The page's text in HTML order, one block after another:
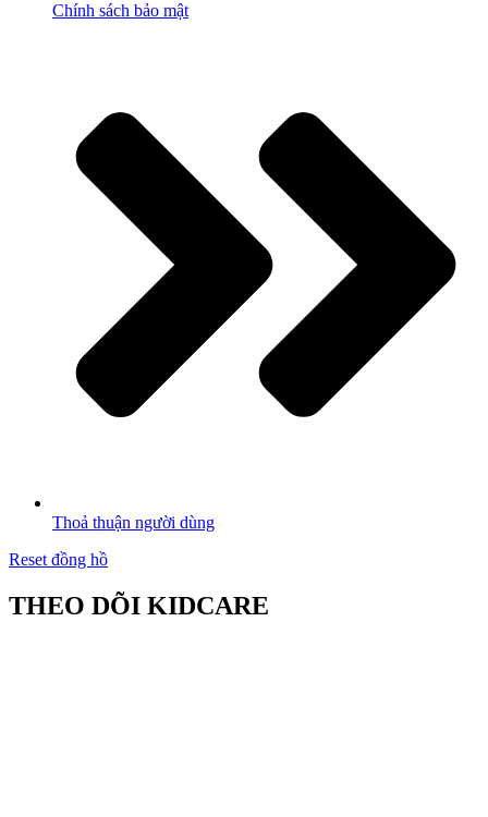
Chính sách bảo mật
Thoả thuận người dùng
Reset đồng hồ
THEO DÕI KIDCARE